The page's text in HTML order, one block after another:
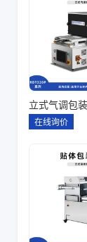
在线询价